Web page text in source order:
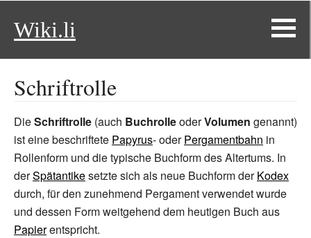
Wiki.li
Schriftrolle
DieSchriftrolle (auch BuchrolleoderVolumen genannt)
ist eine beschriftete Papyrus- oderPergamentbahn in
Rollenform und die typische Buchform des Altertums. In
derSpätantikesetzte sich als neue Buchform derKodex
durch, für den zunehmend Pergament verwendet wurde
und dessen Form weitgehend dem heutigen Buch aus
Papierentspricht.